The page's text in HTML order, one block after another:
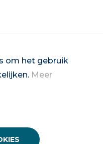
om het gebruik
Meer
vzw